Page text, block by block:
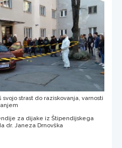
strast do raziskovanja, varnosti
za dijake iz Štipendijskega
dr. Janeza Drnovška